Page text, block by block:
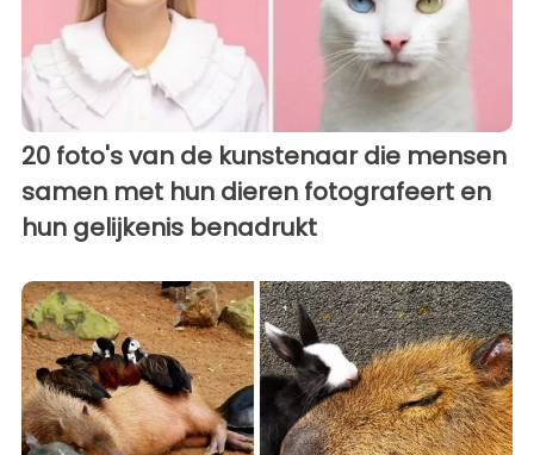
20 foto's van de kunstenaar die mensen
samen met hun dieren fotografeert en
hun gelijkenis benadrukt